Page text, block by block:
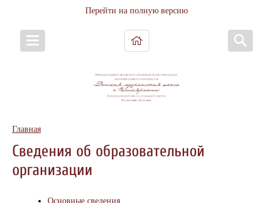
Перейти на полную версию
Главная
Сведения об образовательной
организации
Основные сведения